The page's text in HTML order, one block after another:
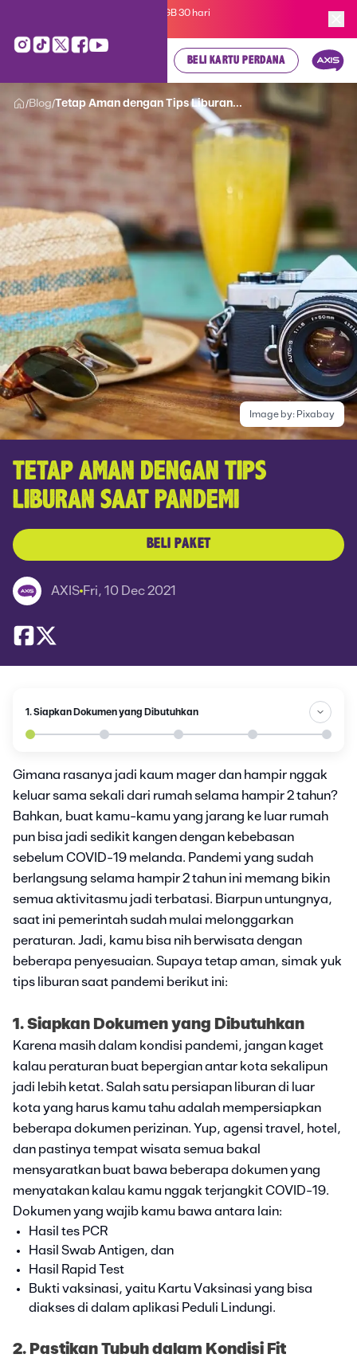
Kartu Perdana AXIS Suka-Suka 3GB 30 hari
BELI KARTU PERDANA
/Blog/Tetap Aman dengan Tips Liburan...
Image by: Pixabay
TETAP AMAN DENGAN TIPS
LIBURAN SAAT PANDEMI
BELI PAKET
AXIS Fri, 10 Dec 2021
1. Siapkan Dokumen yang Dibutuhkan
Gimana rasanya jadi kaum mager dan hampir nggak
keluar sama sekali dari rumah selama hampir 2 tahun?
Bahkan, buat kamu-kamu yang jarang ke luar rumah
pun bisa jadi sedikit kangen dengan kebebasan
sebelum COVID-19 melanda. Pandemi yang sudah
berlangsung selama hampir 2 tahun ini memang bikin
semua aktivitasmu jadi terbatasi. Biarpun untungnya,
saat ini pemerintah sudah mulai melonggarkan
peraturan. Jadi, kamu bisa nih berwisata dengan
beberapa penyesuaian. Supaya tetap aman, simak yuk
tips liburan saat pandemi berikut ini:
1. Siapkan Dokumen yang Dibutuhkan
Karena masih dalam kondisi pandemi, jangan kaget
kalau peraturan buat bepergian antar kota sekalipun
jadi lebih ketat. Salah satu persiapan liburan di luar
kota yang harus kamu tahu adalah mempersiapkan
beberapa dokumen perizinan. Yup, agensi travel, hotel,
dan pastinya tempat wisata semua bakal
mensyaratkan buat bawa beberapa dokumen yang
menyatakan kalau kamu nggak terjangkit COVID-19.
Dokumen yang wajib kamu bawa antara lain:
Hasil tes PCR
Hasil Swab Antigen, dan
Hasil Rapid Test
Bukti vaksinasi, yaitu Kartu Vaksinasi yang bisa
diakses di dalam aplikasi Peduli Lindungi.
2. Pastikan Tubuh dalam Kondisi Fit